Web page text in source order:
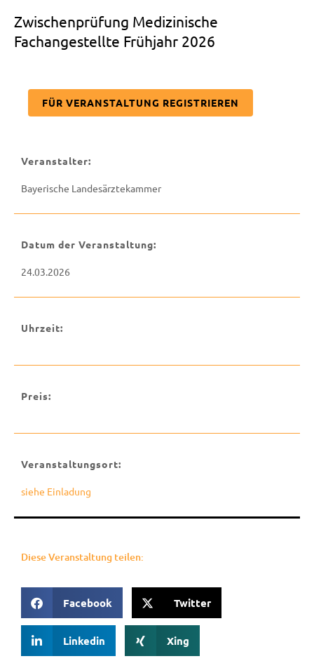
Zwischenprüfung Medizinische
Fachangestellte Frühjahr 2026
FÜR VERANSTALTUNG REGISTRIEREN
Veranstalter:
Bayerische Landesärztekammer
Datum der Veranstaltung:
24.03.2026
Uhrzeit:
Preis:
Veranstaltungsort:
siehe Einladung
Diese Veranstaltung teilen:
Facebook Twitter
Linkedin Xing